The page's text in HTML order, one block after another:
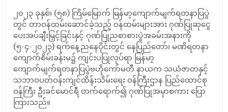
၂၀၂၃ ခုနှစ်၊ (၅၈) ကြိမ်မြောက် မြန်မာ့ကျောက်မျက်ရတနာပြပွဲ
တွင် တာဝန်ထမ်းဆောင်ခဲ့သည့် ဝန်ထမ်းများအား ဂုဏ်ပြုဆုငွေ
ပေးအပ်ချီးမြှင့်ခြင်းနှင့် ဂုဏ်ပြုညစာစားပွဲအခမ်းအနားကို
(၅-၄-၂၀၂၃) ရက်နေ့ညနေပိုင်းတွင် နေပြည်တော်၊ မဏိရတနာ
ကျောက်စိမ်းခန်းမ၌ ကျင်းပပြုလုပ်ရာ မြန်မာ့
ကျောက်မျက်ရတနာပြပွဲဗဟိုကော်မတီ နာယက သယံဇာတနှင့်
သဘာဝပတ်ဝန်းကျင်ထိန်းသိမ်းရေး ဝန်ကြီးဌာန ပြည်ထောင်စု
ဝန်ကြီး ဦးခင်မောင်ရီ တက်ရောက်၍ ဂုဏ်ပြုအမှာစကား ပြော
ကြားသည်။